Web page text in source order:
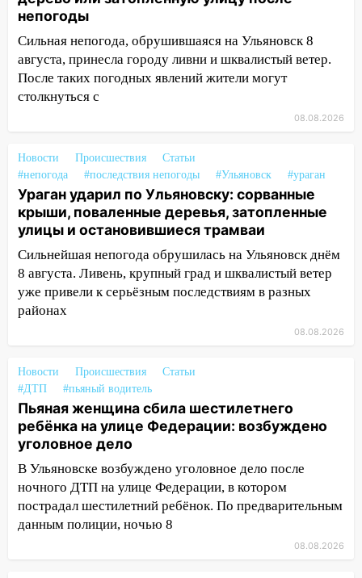
упавшее дерево или затопленную улицу
после непогоды
13:59 В Новом городе ураганным
ветром сорвало опалубку со
строящегося дома
В мэрии Ульяновска рассказали,
шторма
13:49
Стихия продолжает крушить
Ульяновск: дерево рухнуло на дом на
Орджоникидзе
13:47 На Нижней Террасе мощным
ветром вырвало дерево с корнем
13:46 Сильный ветер сорвал крышу с
СТО на проспекте Созидателей
транспорту: в Ульяновске трамвай
сошёл с рельсов
13:22 Упавшие деревья перекрыли
дороги в Ульяновске: фото
закончится сегодня: сильные ливни
сохранятся 9 августа
13:15 Трижды «брал в долг» без спроса:
житель Вешкаймского района похитил у
непогоды
Сильная непогода, обрушившаяся на Ульяновск 8
августа, принесла городу ливни и шквалистый ветер.
После таких погодных явлений жители могут
столкнуться с
08.08.2026
Новости Происшествия
Статьи
#непогода
#последствия непогоды #Ульяновск #ураган
Ураган ударил по Ульяновску: сорванные
крыши, поваленные деревья, затопленные
улицы и остановившиеся трамваи
Сильнейшая непогода обрушилась на Ульяновск днём
8 августа. Ливень, крупный град и шквалистый ветер
уже привели к серьёзным последствиям в разных
районах
08.08.2026
Новости Происшествия
Статьи
#ДТП
#пьяный водитель
Пьяная женщина сбила шестилетнего
ребёнка на улице Федерации: возбуждено
уголовное дело
В Ульяновске возбуждено уголовное дело после
ночного ДТП на улице Федерации, в котором
пострадал шестилетний ребёнок. По предварительным
данным полиции, ночью 8
08.08.2026